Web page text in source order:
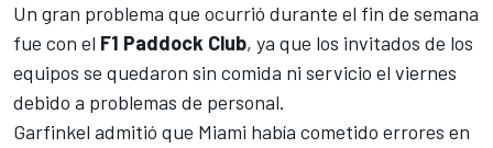
Un gran problema que ocurrió durante el fin de semana
fue con el F1 Paddock Club, ya que los invitados de los
equipos se quedaron sin comida ni servicio el viernes
debido a problemas de personal.
Garfinkel admitió que Miami había cometido errores en